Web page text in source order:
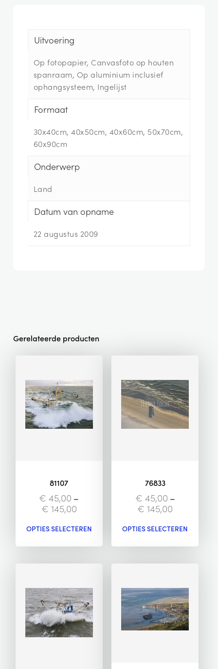
Uitvoering
Op fotopapier, Canvasfoto op houten
spanraam, Op aluminium inclusief
ophangsysteem, Ingelijst
Formaat
30x40cm, 40x50cm, 40x60cm, 50x70cm,
60x90cm
Onderwerp
Land
Datum van opname
22 augustus 2009
Gerelateerde producten
81107
€ 45,00 –
€ 145,00
OPTIES SELECTEREN
76833
€ 45,00 –
€ 145,00
OPTIES SELECTEREN